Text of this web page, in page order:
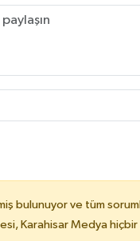
bulunuyor ve tüm
Karahisar Medya